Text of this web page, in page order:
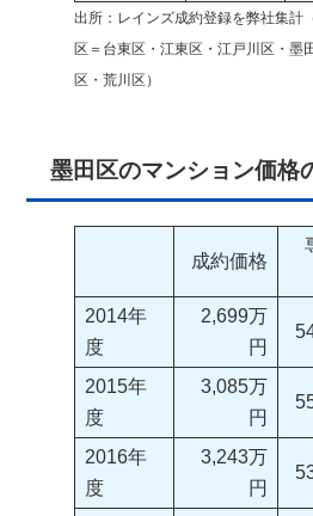
出所：レインズ成約登録を弊社集計
区＝台東区・江東区・江戸川区・墨
区・荒川区）
墨田区のマンション価格
成約価格
2014年
度
2,699万
円
2015年
度
3,085万
円
2016年
度
3,243万
円